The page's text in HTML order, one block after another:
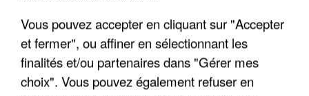
APRÈS TOUTES CES CANICULES, LES REFUGES
DE FAUNE SAUVAGE SONT...
Vous pouvez accepter en cliquant sur "Accepter
et fermer", ou affiner en sélectionnant les
finalités et/ou partenaires dans "Gérer mes
choix". Vous pouvez également refuser en